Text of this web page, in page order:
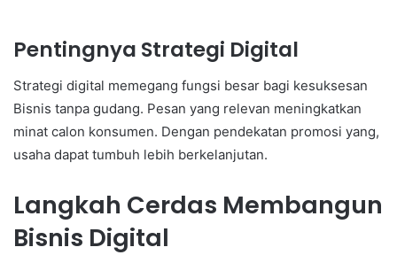
Pentingnya Strategi Digital
Strategi digital memegang fungsi besar bagi kesuksesan
Bisnis tanpa gudang. Pesan yang relevan meningkatkan
minat calon konsumen. Dengan pendekatan promosi yang,
usaha dapat tumbuh lebih berkelanjutan.
Langkah Cerdas Membangun
Bisnis Digital